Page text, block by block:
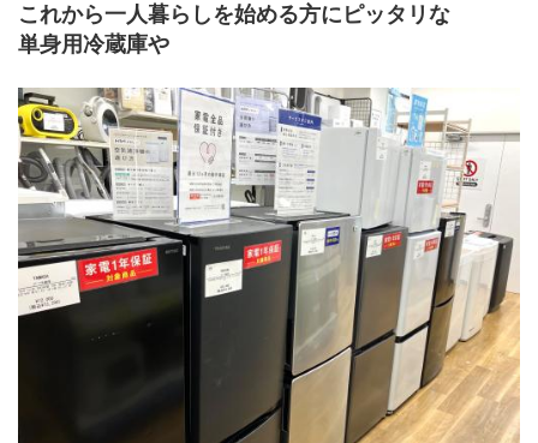
これから一人暮らしを始める方にピッタリな
単身用冷蔵庫や